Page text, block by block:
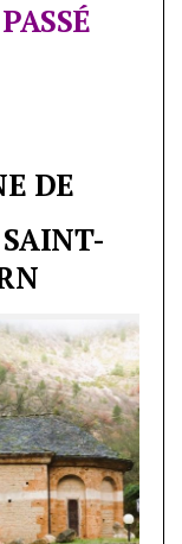
DE
SAINT-